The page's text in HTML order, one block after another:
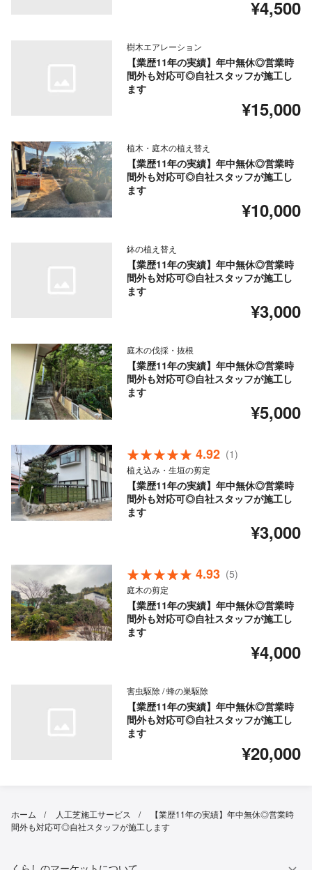
¥4,500
樹木エアレーション
【業歴11年の実績】年中無休◎営業時
間外も対応可◎自社スタッフが施工し
ます
¥15,000
植木・庭木の植え替え
【業歴11年の実績】年中無休◎営業時
間外も対応可◎自社スタッフが施工し
ます
¥10,000
鉢の植え替え
【業歴11年の実績】年中無休◎営業時
間外も対応可◎自社スタッフが施工し
ます
¥3,000
庭木の伐採・抜根
【業歴11年の実績】年中無休◎営業時
間外も対応可◎自社スタッフが施工し
ます
¥5,000
4.92 (1)
植え込み・生垣の剪定
【業歴11年の実績】年中無休◎営業時
間外も対応可◎自社スタッフが施工し
ます
¥3,000
4.93 (5)
庭木の剪定
【業歴11年の実績】年中無休◎営業時
間外も対応可◎自社スタッフが施工し
ます
¥4,000
害虫駆除 / 蜂の巣駆除
【業歴11年の実績】年中無休◎営業時
間外も対応可◎自社スタッフが施工し
ます
¥20,000
ホーム 人工芝施工サービス
【業歴11年の実績】年中無休◎営業時
間外も対応可◎自社スタッフが施工します